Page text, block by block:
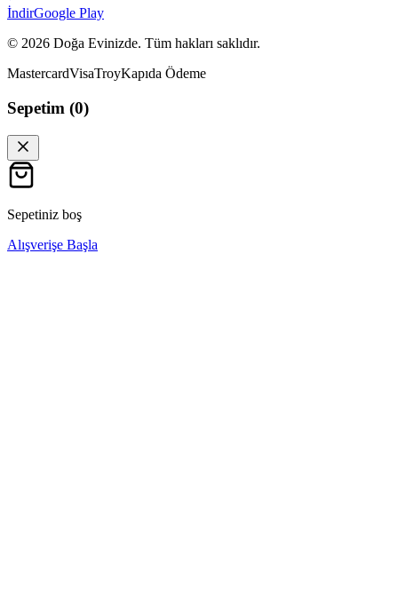
İndirGoogle Play
© 2026 Doğa Evinizde. Tüm hakları saklıdır.
MastercardVisaTroyKapıda Ödeme
Sepetim (0)
Sepetiniz boş
Alışverişe Başla